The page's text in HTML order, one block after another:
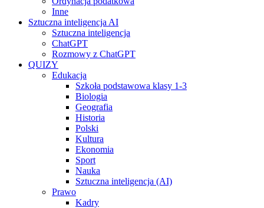
Inne
Sztuczna inteligencja AI
Sztuczna inteligencja
ChatGPT
Rozmowy z ChatGPT
QUIZY
Edukacja
Szkoła podstawowa klasy 1-3
Biologia
Geografia
Historia
Polski
Kultura
Ekonomia
Sport
Nauka
Sztuczna inteligencja (AI)
Prawo
Kadry